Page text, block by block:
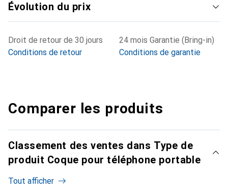
Évolution du prix
Droit de retour de 30 jours
Conditions de retour
24 mois Garantie (Bring-in)
Conditions de garantie
Comparer les produits
Classement des ventes dans Type de
produit Coque pour téléphone portable
Tout afficher